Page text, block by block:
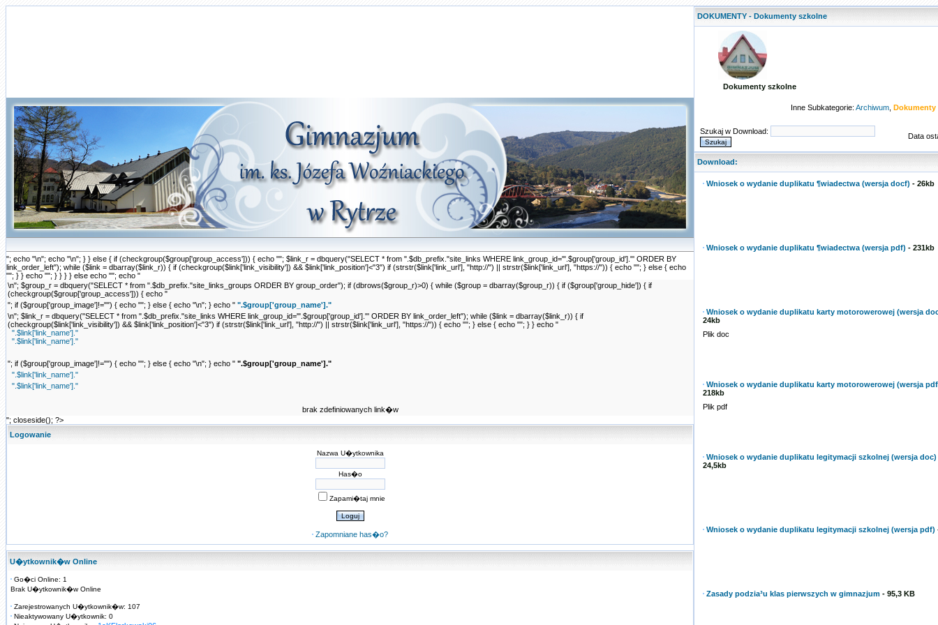
"; echo "\n"; echo "\n"; } } else { if (checkgroup($group['group_access'])) { echo ""; $link_r = dbquery("SELECT * from ".$db_prefix."site_links WHERE link_group_id='".$group['group_id']."' ORDER BY
link_order_left"); while ($link = dbarray($link_r)) { if (checkgroup($link['link_visibility']) && $link['link_position']<"3") if (strstr($link['link_url'], "http://") || strstr($link['link_url'], "https://")) { echo ""; } else { echo
""; } } echo ""; } } } } else echo ""; echo "
\n"; $group_r = dbquery("SELECT * from ".$db_prefix."site_links_groups ORDER BY group_order"); if (dbrows($group_r)>0) { while ($group = dbarray($group_r)) { if ($group['group_hide']) { if
(checkgroup($group['group_access'])) { echo "
"; if ($group['group_image']!="") { echo ""; } else { echo "\n"; } echo " ".$group['group_name']."
\n"; $link_r = dbquery("SELECT * from ".$db_prefix."site_links WHERE link_group_id='".$group['group_id']."' ORDER BY link_order_left"); while ($link = dbarray($link_r)) { if
(checkgroup($link['link_visibility']) && $link['link_position']<"3") if (strstr($link['link_url'], "http://") || strstr($link['link_url'], "https://")) { echo ""; } else { echo ""; } } echo "
".$link['link_name']."
".$link['link_name']."
"; if ($group['group_image']!="") { echo ""; } else { echo "\n"; } echo " ".$group['group_name']."
".$link['link_name']."
".$link['link_name']."
brak zdefiniowanych link�w
"; closeside(); ?>
Logowanie
Nazwa U�ytkownika
Has�o
Zapami�taj mnie
Zapomniane has�o?
U�ytkownik�w Online
Go�ci Online: 1
Brak U�ytkownik�w Online
Zarejestrowanych U�ytkownik�w: 107
Nieaktywowany U�ytkownik: 0
DOKUMENTY - Dokumenty szkolne
Dokumenty szkolne
Inne Subkategorie: Archiwum Dokumenty
Szukaj w Download:
Data
Download:
Wniosek o wydanie duplikatu ¶wiadectwa (wersja docf) - 26kb
Wniosek o wydanie duplikatu ¶wiadectwa (wersja pdf) - 231kb
Wniosek o wydanie duplikatu karty motorowerowej (wersja
24kb
Plik doc
Wniosek o wydanie duplikatu karty motorowerowej (wersja
218kb
Plik pdf
Wniosek o wydanie duplikatu legitymacji szkolnej (wersja doc)
24,5kb
Wniosek o wydanie duplikatu legitymacji szkolnej (wersja pdf)
Zasady podzia³u klas pierwszych w gimnazjum - 95,3 KB